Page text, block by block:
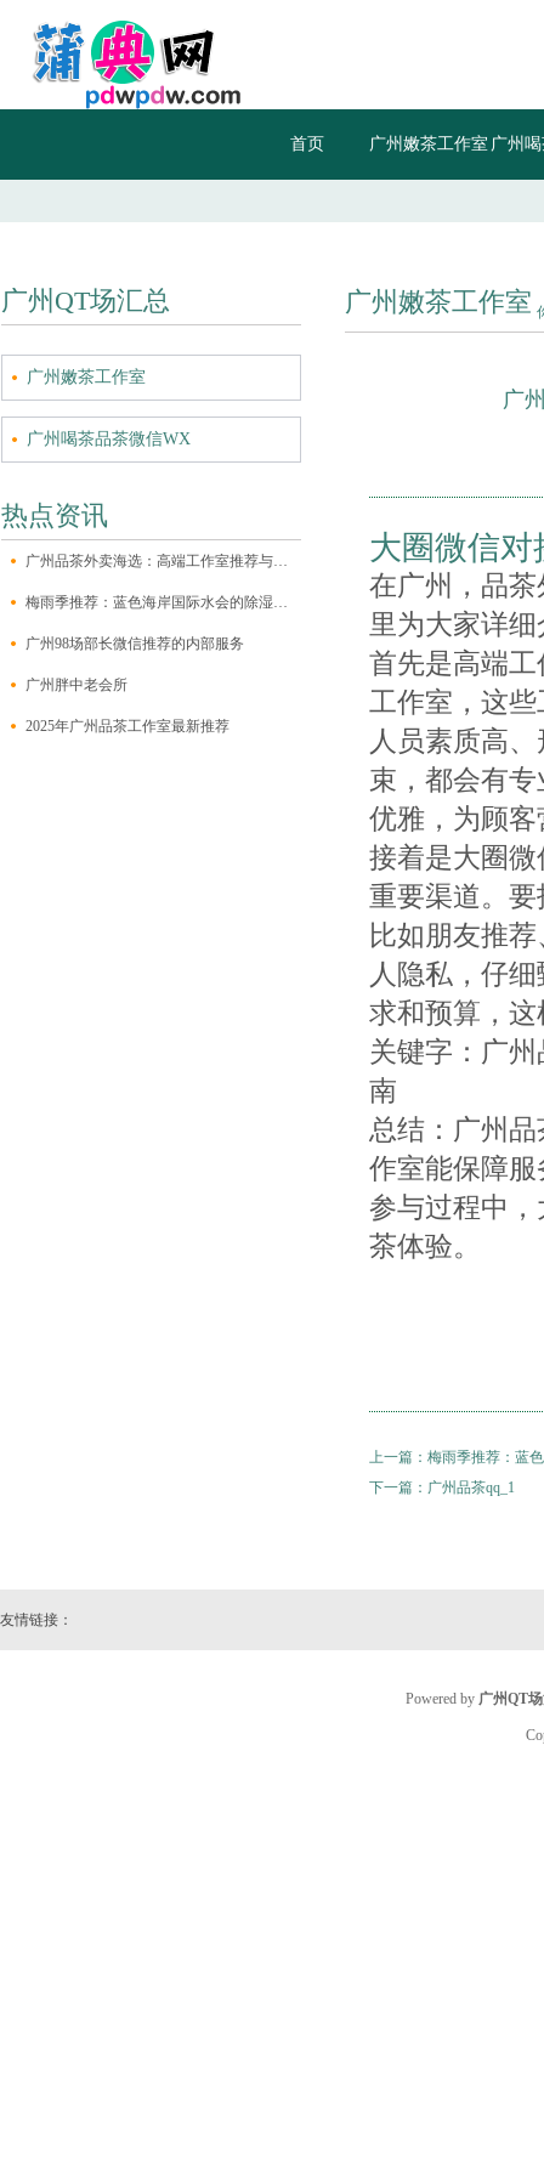
首页 广州嫩茶工作室 广州
广州QT场汇总
广州嫩茶工作室
广州喝茶品茶微信WX
热点资讯
广州品茶外卖海选：高端工作室推荐与大圈wx对接指南
梅雨季推荐：蓝色海岸国际水会的除湿桑拿套餐
广州98场部长微信推荐的内部服务
广州胖中老会所
2025年广州品茶工作室最新推荐
广州嫩茶工作室
广
大圈微信对
在广州，品
里为大家详
首先是高端
工作室，这
人员素质高
束，都会有
优雅，为顾
接着是大圈
重要渠道。
比如朋友推
人隐私，仔
求和预算，
关键字：广
南
总结：广州
作室能保障
参与过程中
茶体验。
上一篇： 梅雨季推荐：蓝
下一篇： 广州品茶qq_1
友情链接：
Powered by 广州QT